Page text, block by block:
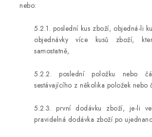
nebo:
5.2.1. poslední kus zboží, objedná-li
objednávky více kusů zboží,
samostatně,
5.2.2. poslední položku nebo
sestávajícího z několika položek nebo
5.2.3. první dodávku zboží, je-li ve
pravidelná dodávka zboží po